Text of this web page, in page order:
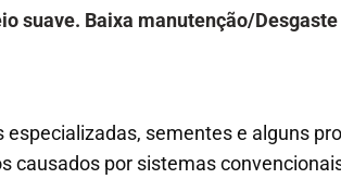
suave. Baixa manutenção/
especializadas, sementes e alguns
causados por sistemas